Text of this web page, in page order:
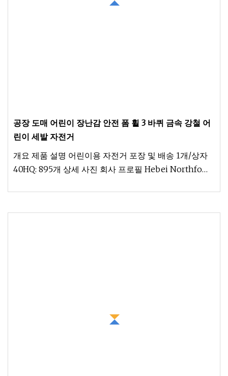
공장 도매 어린이 장난감 안전 폼 휠 3 바퀴 금속 강철 어
린이 세발 자전거
개요 제품 설명 어린이용 자전거 포장 및 배송 1개/상자
40HQ: 895개 상세 사진 회사 프로필 Hebei Northfo